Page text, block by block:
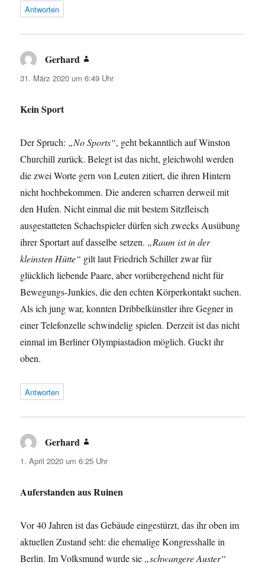
Antworten
Gerhard
31. März 2020 um 6:49 Uhr
Kein Sport
Der Spruch: „No Sports“, geht bekanntlich auf Winston
Churchill zurück. Belegt ist das nicht, gleichwohl werden
die zwei Worte gern von Leuten zitiert, die ihren Hintern
nicht hochbekommen. Die anderen scharren derweil mit
den Hufen. Nicht einmal die mit bestem Sitzfleisch
ausgestatteten Schachspieler dürfen sich zwecks Ausübung
ihrer Sportart auf dasselbe setzen. „Raum ist in der
kleinsten Hütte“ gilt laut Friedrich Schiller zwar für
glücklich liebende Paare, aber vorübergehend nicht für
Bewegungs-Junkies, die den echten Körperkontakt suchen.
Als ich jung war, konnten Dribbelkünstler ihre Gegner in
einer Telefonzelle schwindelig spielen. Derzeit ist das nicht
einmal im Berliner Olympiastadion möglich. Guckt ihr
oben.
Antworten
Gerhard
1. April 2020 um 6:25 Uhr
Auferstanden aus Ruinen
Vor 40 Jahren ist das Gebäude eingestürzt, das ihr oben im
aktuellen Zustand seht: die ehemalige Kongresshalle in
Berlin. Im Volksmund wurde sie „schwangere Auster“